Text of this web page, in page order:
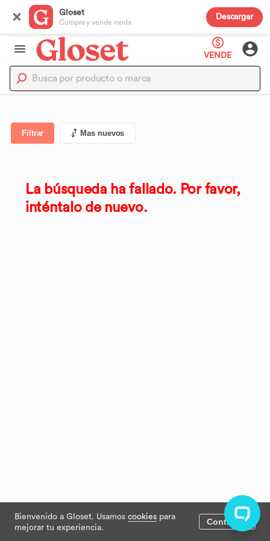
Gloset
Compra y vende moda
Descargar
Bienvenido a Gloset. Usamos cookies para
mejorar tu experiencia.
Continuar
VENDE
Filtrar Mas nuevos
La búsqueda ha fallado. Por favor,
inténtalo de nuevo.